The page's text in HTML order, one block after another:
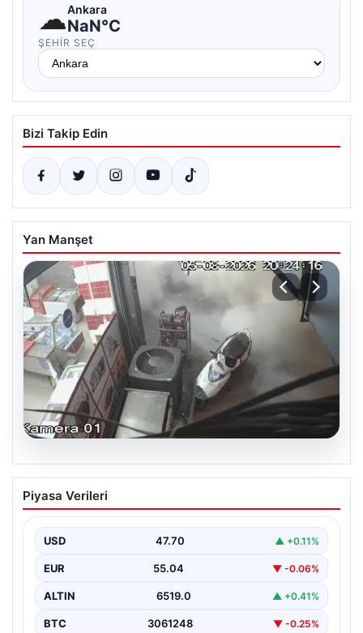
☁Ankara
NaN°C
ŞEHIR SEÇ
Bizi Takip Edin
Yan Manşet
06.08.2026
Bahçelievler’de 4 Katlı Binanın Çökmesi
ve Sonrası Güvenlik Önlemleri
bölge sakinleri ve yetkilileri korkutan anlara sahne oldu.
Piyasa Verileri
USD 47.70 ▲ +0.11%
EUR 55.04 ▼ -0.06%
ALTIN 6519.0 ▲ +0.41%
BTC 3061248 ▼ -0.25%